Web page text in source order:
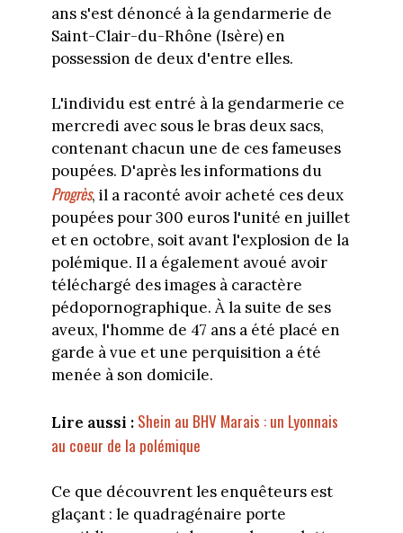
ans s'est dénoncé à la gendarmerie de
Saint-Clair-du-Rhône (Isère) en
possession de deux d'entre elles.
L'individu est entré à la gendarmerie ce
mercredi avec sous le bras deux sacs,
contenant chacun une de ces fameuses
poupées. D'après les informations du
Progrès, il a raconté avoir acheté ces deux
poupées pour 300 euros l'unité en juillet
et en octobre, soit avant l'explosion de la
polémique. Il a également avoué avoir
téléchargé des images à caractère
pédopornographique. À la suite de ses
aveux, l'homme de 47 ans a été placé en
garde à vue et une perquisition a été
menée à son domicile.
Lire aussi : Shein au BHV Marais : un Lyonnais
au coeur de la polémique
Ce que découvrent les enquêteurs est
glaçant : le quadragénaire porte